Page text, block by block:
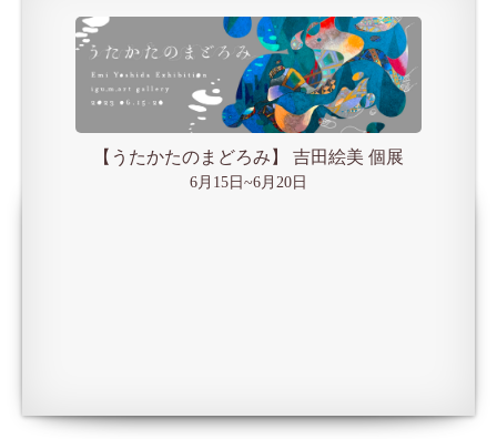
【うたかたのまどろみ】 吉田絵美 個展
6月15日~6月20日